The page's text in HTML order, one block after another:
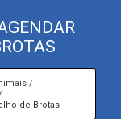
de Brotas